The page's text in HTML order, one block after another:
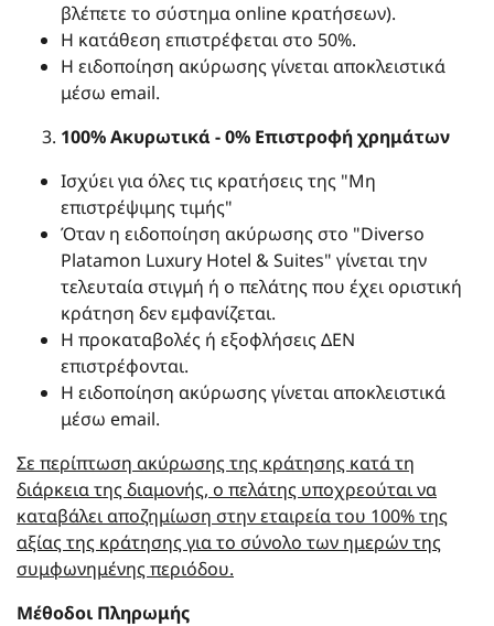
βλέπετε το σύστημα online κρατήσεων).
Η κατάθεση επιστρέφεται στο 50%.
Η ειδοποίηση ακύρωσης γίνεται αποκλειστικά
μέσω email.
100% Ακυρωτικά - 0% Επιστροφή χρημάτων
Ισχύει για όλες τις κρατήσεις της "Μη
επιστρέψιμης τιμής"
Όταν η ειδοποίηση ακύρωσης στο "Diverso
Platamon Luxury Hotel & Suites" γίνεται την
τελευταία στιγμή ή ο πελάτης που έχει οριστική
κράτηση δεν εμφανίζεται.
Η προκαταβολές ή εξοφλήσεις ΔΕΝ
επιστρέφονται.
Η ειδοποίηση ακύρωσης γίνεται αποκλειστικά
μέσω email.
Σε περίπτωση ακύρωσης της κράτησης κατά τη
διάρκεια της διαμονής, ο πελάτης υποχρεούται να
καταβάλει αποζημίωση στην εταιρεία του 100% της
αξίας της κράτησης για το σύνολο των ημερών της
συμφωνημένης περιόδου.
Μέθοδοι Πληρωμής